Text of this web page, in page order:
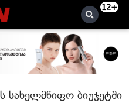
12+
ბიუჯეტში